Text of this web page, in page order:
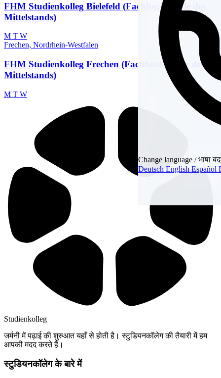
Change language / भाषा
DeutschEnglishEspañol
FHM Studienkolleg Bielefeld (Fachhochschule des
Mittelstands)
M T W
Frechen, Nordrhein-Westfalen
FHM Studienkolleg Frechen (Fachhochschule des
Mittelstands)
M T W
Studienkolleg
जर्मनी में पढ़ाई की शुरुआत यहाँ से होती है। स्टुडियनकॉलेग की तैयारी में हम
आपकी मदद करते हैं।
स्टुडियनकॉलेग के बारे में